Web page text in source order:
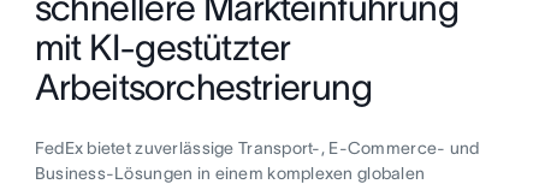
mit KI-gestützter
Arbeitsorchestrierung
FedEx bietet zuverlässige Transport-, E-Commerce- und
Business-Lösungen in einem komplexen globalen